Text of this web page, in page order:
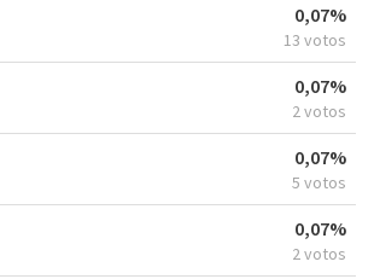
0,07%
13 votos
0,07%
2 votos
0,07%
5 votos
0,07%
2 votos